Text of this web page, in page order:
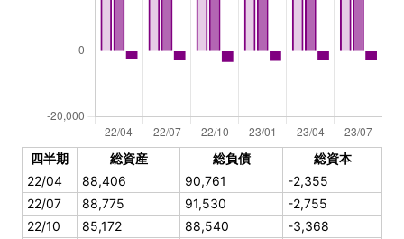
四半期 総資産 総負債
総資本
22/04
88,406 90,761
-2,355
22/07
88,775 91,530
-2,755
22/10
85,172 88,540
-3,368